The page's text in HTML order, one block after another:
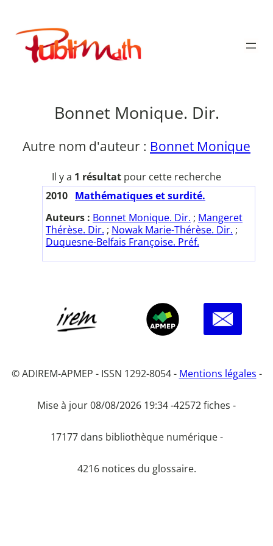
contenu
Publimath
Bonnet Monique. Dir.
Autre nom d'auteur : Bonnet Monique
Il y a 1 résultat pour cette recherche
2010 Mathématiques et surdité.
Auteurs : Bonnet Monique. Dir. ; Mangeret
Thérèse. Dir. ; Nowak Marie-Thérèse. Dir. ;
Duquesne-Belfais Françoise. Préf.
© ADIREM-APMEP - ISSN 1292-8054 - Mentions légales -
Mise à jour 08/08/2026 19:34 -42572 fiches -
17177 dans bibliothèque numérique -
4216 notices du glossaire.